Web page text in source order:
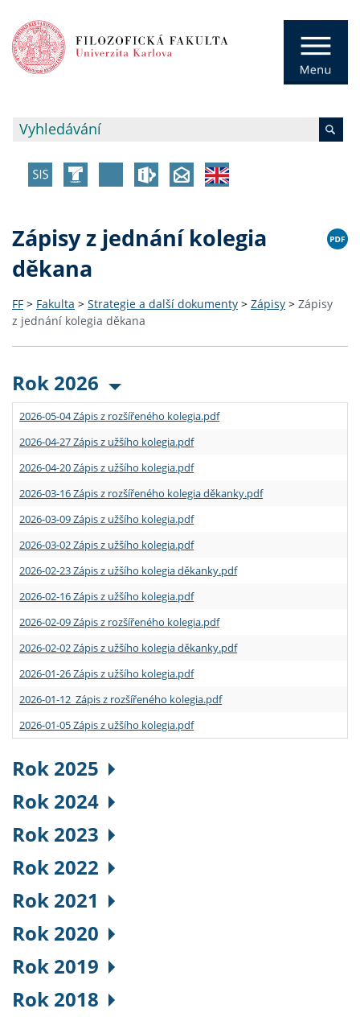
Zápisy z jednání kolegia
děkana
FF > Fakulta > Strategie a další dokumenty > Zápisy > Zápisy
z jednání kolegia děkana
Rok 2026
2026-05-04 Zápis z rozšířeného kolegia.pdf
2026-04-27 Zápis z užšího kolegia.pdf
2026-04-20 Zápis z užšího kolegia.pdf
2026-03-16 Zápis z rozšířeného kolegia děkanky.pdf
2026-03-09 Zápis z užšího kolegia.pdf
2026-03-02 Zápis z užšího kolegia.pdf
2026-02-23 Zápis z užšího kolegia děkanky.pdf
2026-02-16 Zápis z užšího kolegia.pdf
2026-02-09 Zápis z rozšířeného kolegia.pdf
2026-02-02 Zápis z užšího kolegia děkanky.pdf
2026-01-26 Zápis z užšího kolegia.pdf
2026-01-12 Zápis z rozšířeného kolegia.pdf
2026-01-05 Zápis z užšího kolegia.pdf
Rok 2025
Rok 2024
Rok 2023
Rok 2022
Rok 2021
Rok 2020
Rok 2019
Rok 2018